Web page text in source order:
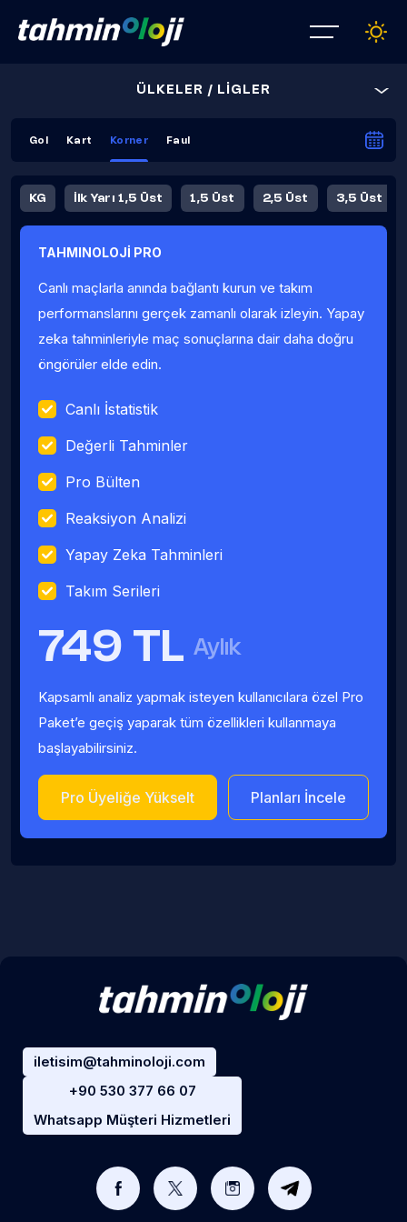
ÜLKELER / LİGLER
Gol Kart Korner Faul
KG İlk Yarı 1,5 Üst 1,5 Üst 2,5 Üst 3,5 Üst
Fauller Ortalama
TAHMINOLOJİ PRO
Canlı maçlarla anında bağlantı kurun ve takım
performanslarını gerçek zamanlı olarak izleyin. Yapay
zeka tahminleriyle maç sonuçlarına dair daha doğru
öngörüler elde edin.
Canlı İstatistik
Değerli Tahminler
Pro Bülten
Reaksiyon Analizi
Yapay Zeka Tahminleri
Takım Serileri
749 TL Aylık
Kapsamlı analiz yapmak isteyen kullanıcılara özel Pro
Paket’e geçiş yaparak tüm özellikleri kullanmaya
başlayabilirsiniz.
Pro Üyeliğe Yükselt Planları İncele
iletisim@tahminoloji.com
+90 530 377 66 07
Whatsapp Müşteri Hizmetleri